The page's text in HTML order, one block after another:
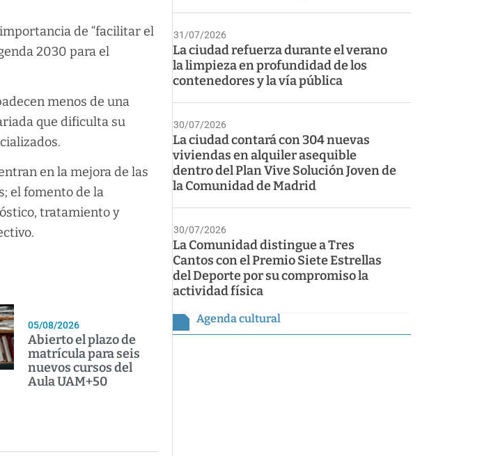
de “facilitar el
2030 para el
menos de una
que dificulta su
en la mejora de las
el fomento de la
tratamiento y
05/08/2026
Abierto el plazo de
matrícula para seis
nuevos cursos del
Aula UAM+50
31/07/2026
La ciudad refuerza durante el verano
la limpieza en profundidad de los
contenedores y la vía pública
30/07/2026
La ciudad contará con 304 nuevas
viviendas en alquiler asequible
dentro del Plan Vive Solución Joven de
la Comunidad de Madrid
30/07/2026
La Comunidad distingue a Tres
Cantos con el Premio Siete Estrellas
del Deporte por su compromiso la
actividad física
Agenda cultural